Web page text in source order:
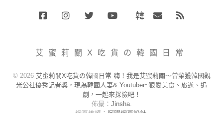
韓
小
賣
艾蜜莉關X吃貨の韓國日常
© 2026 艾蜜莉關X吃貨の韓國日常 嗨！我是艾蜜莉關～曾榮獲韓國觀
光公社優秀記者獎，現為韓國人妻& Youtuber~狠愛美食、旅遊、追
劇，一起來探險吧！
佈景： Jinsha.